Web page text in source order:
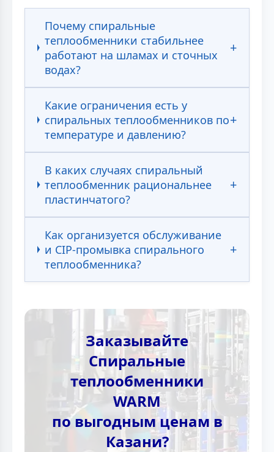
Почему спиральные
теплообменники стабильнее
работают на шламах и сточных
водах?
Какие ограничения есть у
спиральных теплообменников по
температуре и давлению?
В каких случаях спиральный
теплообменник рациональнее
пластинчатого?
Как организуется обслуживание
и CIP-промывка спирального
теплообменника?
Заказывайте
Спиральные
теплообменники
WARM
по выгодным ценам в
Казани?